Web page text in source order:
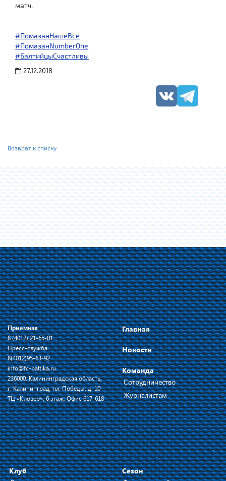
матч.
#ПомазанНашеВсе
#ПомазанNumberOne
#БалтийцыСчастливы
27.12.2018
Возврат к списку
Приемная
8 (4012) 21-65-01
Пресс-служба
8(4012)95-63-92
info@fc-baltika.ru
236000, Калининградская область,
г. Калининград, пл. Победы, д. 10
ТЦ «Кловер», 6 этаж, Офис 617-618
Главная
Новости
Команда
Сотрудничество
Журналистам
Клуб
Сезон